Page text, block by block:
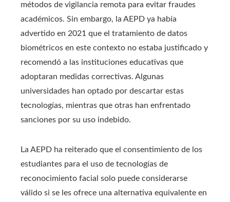
métodos de vigilancia remota para evitar fraudes
académicos. Sin embargo, la AEPD ya había
advertido en 2021 que el tratamiento de datos
biométricos en este contexto no estaba justificado y
recomendó a las instituciones educativas que
adoptaran medidas correctivas. Algunas
universidades han optado por descartar estas
tecnologías, mientras que otras han enfrentado
sanciones por su uso indebido.
La AEPD ha reiterado que el consentimiento de los
estudiantes para el uso de tecnologías de
reconocimiento facial solo puede considerarse
válido si se les ofrece una alternativa equivalente en